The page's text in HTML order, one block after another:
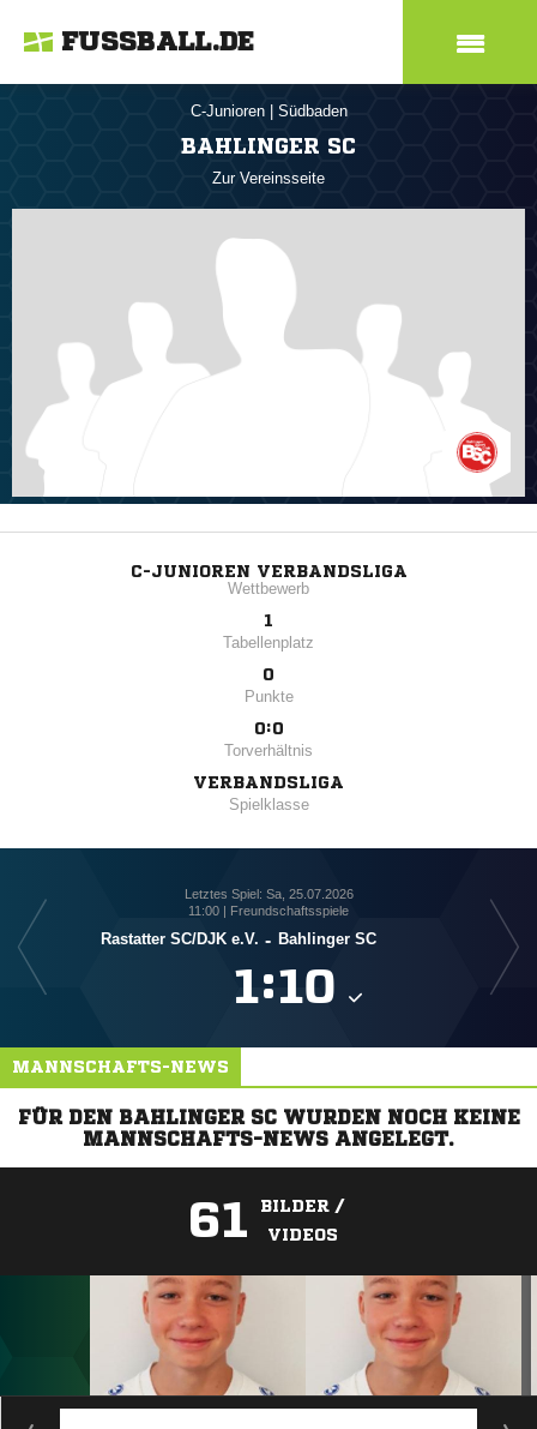
FUSSBALL.DE
C-Junioren Südbaden
BAHLINGER SC
Zur Vereinsseite
C-JUNIOREN VERBANDSLIGA
Wettbewerb
1
Tabellenplatz
0
Punkte
0:0
Torverhältnis
VERBANDSLIGA
Spielklasse
Letztes Spiel: Sa, 25.07.2026
11:00 | Freundschaftsspiele
Rastatter SC/​DJK e.V. - Bahlinger SC
:
MANNSCHAFTS-NEWS
FÜR DEN BAHLINGER SC WURDEN NOCH KEINE
MANNSCHAFTS-NEWS ANGELEGT.
61
BILDER /
VIDEOS
ANZEIGE